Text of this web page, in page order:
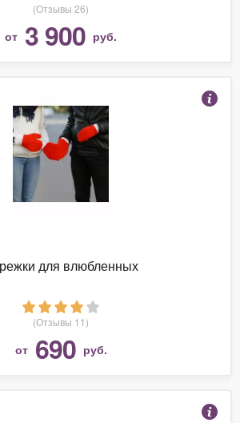
(Отзывы 26)
от 3 900 руб.
для влюбленных
(Отзывы 11)
от 690 руб.